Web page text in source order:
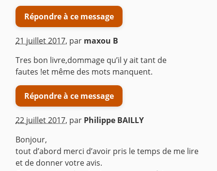
Répondre à ce message
21 juillet 2017, par maxou B
Tres bon livre,dommage qu’il y ait tant de
fautes !et même des mots manquent.
Répondre à ce message
22 juillet 2017, par Philippe BAILLY
Bonjour,
tout d’abord merci d’avoir pris le temps de me lire
et de donner votre avis.